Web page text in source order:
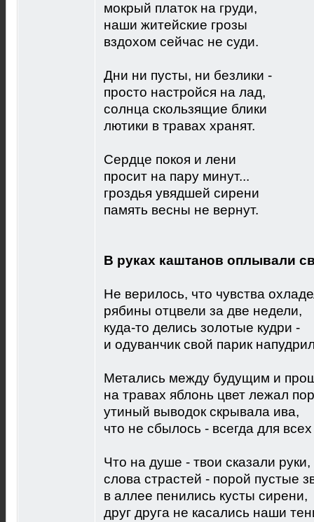
мокрый платок на груди,
наши житейские грозы
вздохом сейчас не суди.
Дни ни пусты, ни безлики -
просто настройся на лад,
солнца скользящие блики
лютики в травах хранят.
Сердце покоя и лени
просит на пару минут...
гроздья увядшей сирени
память весны не вернут.
В руках каштанов оплывали
Не верилось, что чувства
рябины отцвели за две недели,
куда-то делись золотые кудри -
и одуванчик свой парик
Метались между будущим и
на травах яблонь цвет лежал
утиный выводок скрывала ива,
что не сбылось - всегда для
Что на душе - твои сказали руки,
слова страстей - порой пустые
в аллее пенились кусты сирени,
друг друга не касались наши